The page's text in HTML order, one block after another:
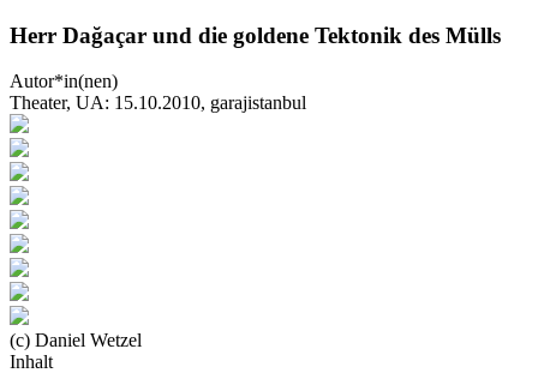
Herr Dağaçar und die goldene Tektonik des Mülls
Autor*in(nen)
Theater, UA: 15.10.2010, garajistanbul
(c) Daniel Wetzel
Inhalt